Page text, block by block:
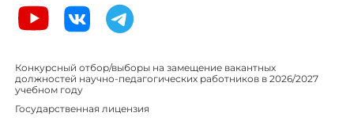
Конкурсный отбор/выборы на замещение вакантных
должностей научно-педагогических работников в 2026/2027
учебном году
Государственная лицензия